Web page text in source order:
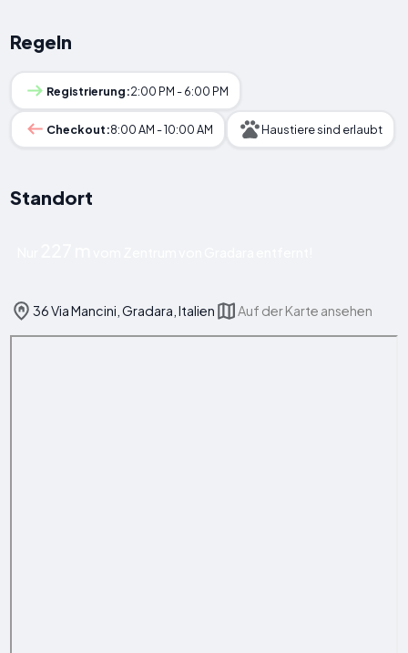
Regeln
Registrierung:2:00 PM - 6:00 PM
Checkout:8:00 AM - 10:00 AM Haustiere sind erlaubt
Standort
36 Via Mancini, Gradara, Italien Auf der Karte ansehen